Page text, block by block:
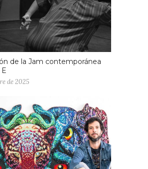
de la Jam contemporánea
de 2025